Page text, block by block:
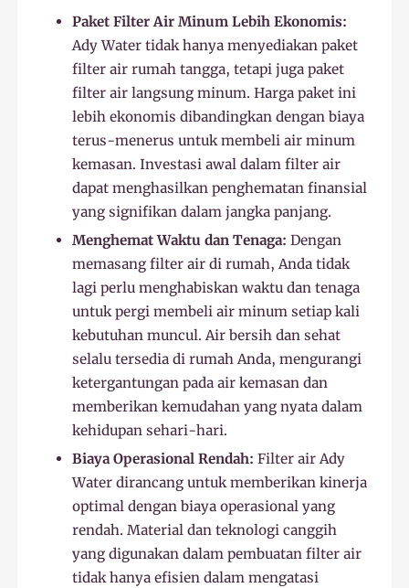
Paket Filter Air Minum Lebih Ekonomis:
Ady Water tidak hanya menyediakan paket
filter air rumah tangga, tetapi juga paket
filter air langsung minum. Harga paket ini
lebih ekonomis dibandingkan dengan biaya
terus-menerus untuk membeli air minum
kemasan. Investasi awal dalam filter air
dapat menghasilkan penghematan finansial
yang signifikan dalam jangka panjang.
Menghemat Waktu dan Tenaga: Dengan
memasang filter air di rumah, Anda tidak
lagi perlu menghabiskan waktu dan tenaga
untuk pergi membeli air minum setiap kali
kebutuhan muncul. Air bersih dan sehat
selalu tersedia di rumah Anda, mengurangi
ketergantungan pada air kemasan dan
memberikan kemudahan yang nyata dalam
kehidupan sehari-hari.
Biaya Operasional Rendah: Filter air Ady
Water dirancang untuk memberikan kinerja
optimal dengan biaya operasional yang
rendah. Material dan teknologi canggih
yang digunakan dalam pembuatan filter air
tidak hanya efisien dalam mengatasi